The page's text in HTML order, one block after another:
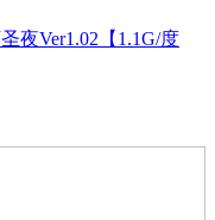
夜Ver1.02【1.1G/度